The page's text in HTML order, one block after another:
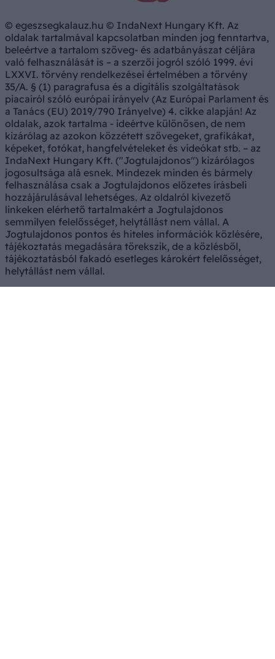
© egeszsegkalauz.hu © IndaNext Hungary Kft. Az
oldalak tartalmával kapcsolatban minden jog fenntartva,
beleértve a tartalom szöveg- és adatbányászat céljára
való felhasználását is – a szerzői jogról szóló 1999. évi
LXXVI. törvény rendelkezései értelmében a törvény
35/A. § (1) paragrafusa és a digitális szolgáltatások
piacairól szóló európai irányelv (Az Európai Parlament és
a Tanács (EU) 2019/790 Irányelve) 4. cikke alapján! Az
oldalak, azok tartalma - ideértve különösen, de nem
kizárólag az azokon közzétett szövegeket, grafikákat,
képeket, fotókat, hangfelvételeket és videókat stb. – az
IndaNext Hungary Kft. ("Jogtulajdonos") kizárólagos
jogosultsága alá esnek. Mindezek minden és bármely
felhasználása csak a Jogtulajdonos előzetes írásbeli
hozzájárulásával lehetséges. Az oldalról kivezető
linkeken elérhető tartalmakért a Jogtulajdonos
semmilyen felelősséget, helytállást nem vállal. A
Jogtulajdonos pontos és hiteles információk közlésére,
tájékoztatás megadására törekszik, de a közlésből,
tájékoztatásból fakadó esetleges károkért felelősséget,
helytállást nem vállal.